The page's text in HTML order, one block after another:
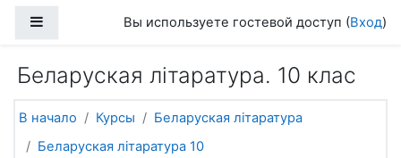
Боковая панельВы используете гостевой доступ (Вход)
Беларуская літаратура. 10 клас
В начало Курсы
Беларуская літаратура
Беларуская літаратура 10